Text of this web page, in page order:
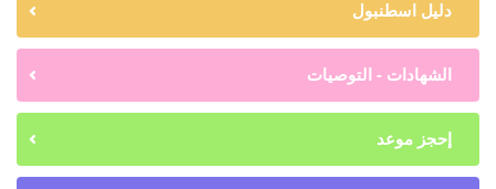
دليل اسطنبول
الشهادات - التوصيات
إحجز موعد